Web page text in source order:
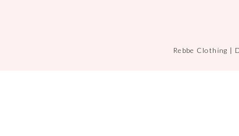
Rebbe Clothing |